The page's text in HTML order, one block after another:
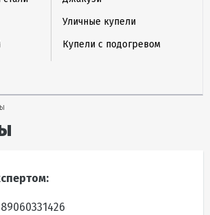
Уличные купели
Купели с подогревом
89060331426